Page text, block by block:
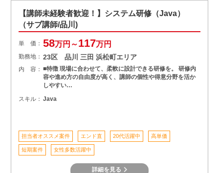
【講師未経験者歓迎！】システム研修（Java）
（サブ講師/品川)
単 価： 58万円～117万円
勤務地： 23区 品川 三田 浜松町エリア
内 容： ■特徴 現場に合わせて、柔軟に設計できる研修を。 研修内
容や進め方の自由度が高く、講師の個性や得意分野を活か
しやすい…
スキル： Java
担当者オススメ案件 エンド直 20代活躍中 高単価
短期案件 女性多数活躍中
詳細を見る